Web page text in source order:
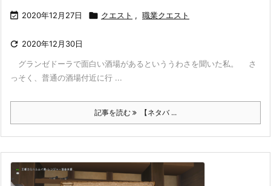
 2020年12月27日  クエスト , 職業クエスト
 2020年12月30日
グランゼドーラで面白い酒場があるといううわさを聞いた私。 さ
っそく、普通の酒場付近に行 ...
記事を読む 【ネタバ ...